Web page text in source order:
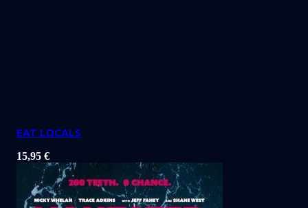
EAT LOCALS
15,95 €